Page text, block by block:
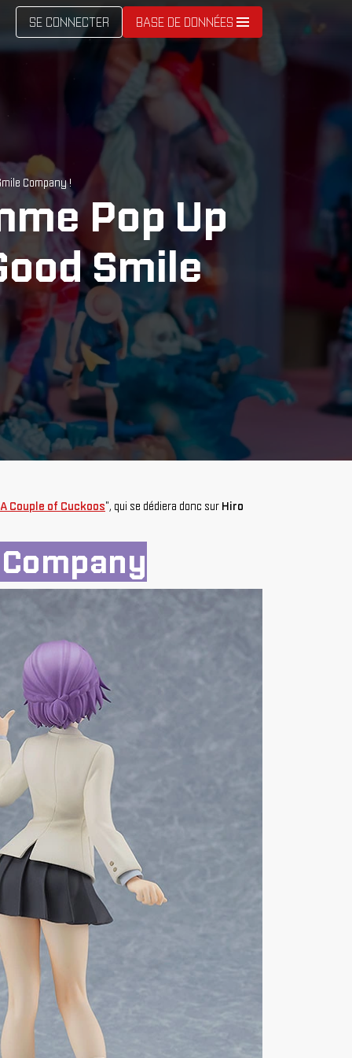
SE CONNECTER BASE DE DONNÉES
Company !
Pop Up
Smile
A Couple of Cuckoos", qui se dédiera donc sur Hiro